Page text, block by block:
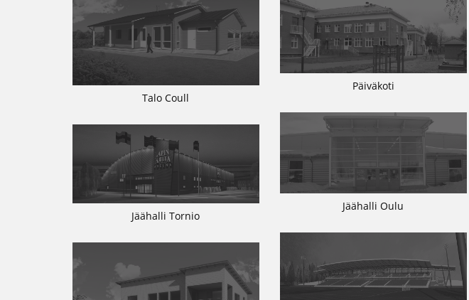
Talo Coull
Päiväkoti
Jäähalli Oulu
Jäähalli Tornio